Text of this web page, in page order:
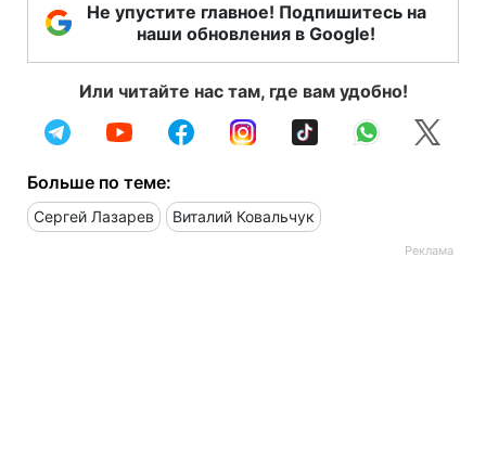
Не упустите главное! Подпишитесь на
наши обновления в Google!
Или читайте нас там, где вам удобно!
Больше по теме:
Сергей Лазарев Виталий Ковальчук